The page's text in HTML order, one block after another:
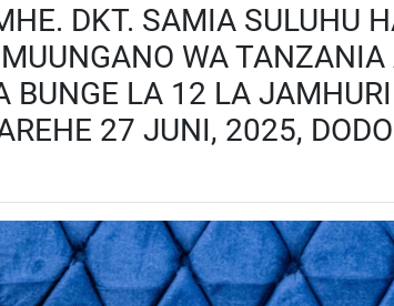
DKT. SAMIA SULUHU
WA
BUNGE LA 12 LA
27 JUNI, 2025,